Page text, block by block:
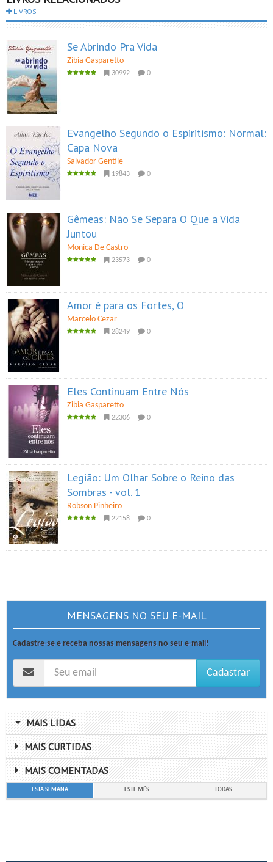
LIVROS
Se Abrindo Pra Vida
Zibia Gasparetto
30992 0
Evangelho Segundo o Espiritismo: Normal:
Capa Nova
Salvador Gentile
19843 0
Gêmeas: Não Se Separa O Que a Vida
Juntou
Monica De Castro
23573 0
Amor é para os Fortes, O
Marcelo Cezar
28249 0
Eles Continuam Entre Nós
Zibia Gasparetto
22306 0
Legião: Um Olhar Sobre o Reino das
Sombras - vol. 1
Robson Pinheiro
22158 0
MENSAGENS NO SEU E-MAIL
Cadastre-se e receba nossas mensagens no seu e-mail!
Cadastrar
MAIS LIDAS
MAIS CURTIDAS
MAIS COMENTADAS
ESTA SEMANA ESTE MÊS TODAS